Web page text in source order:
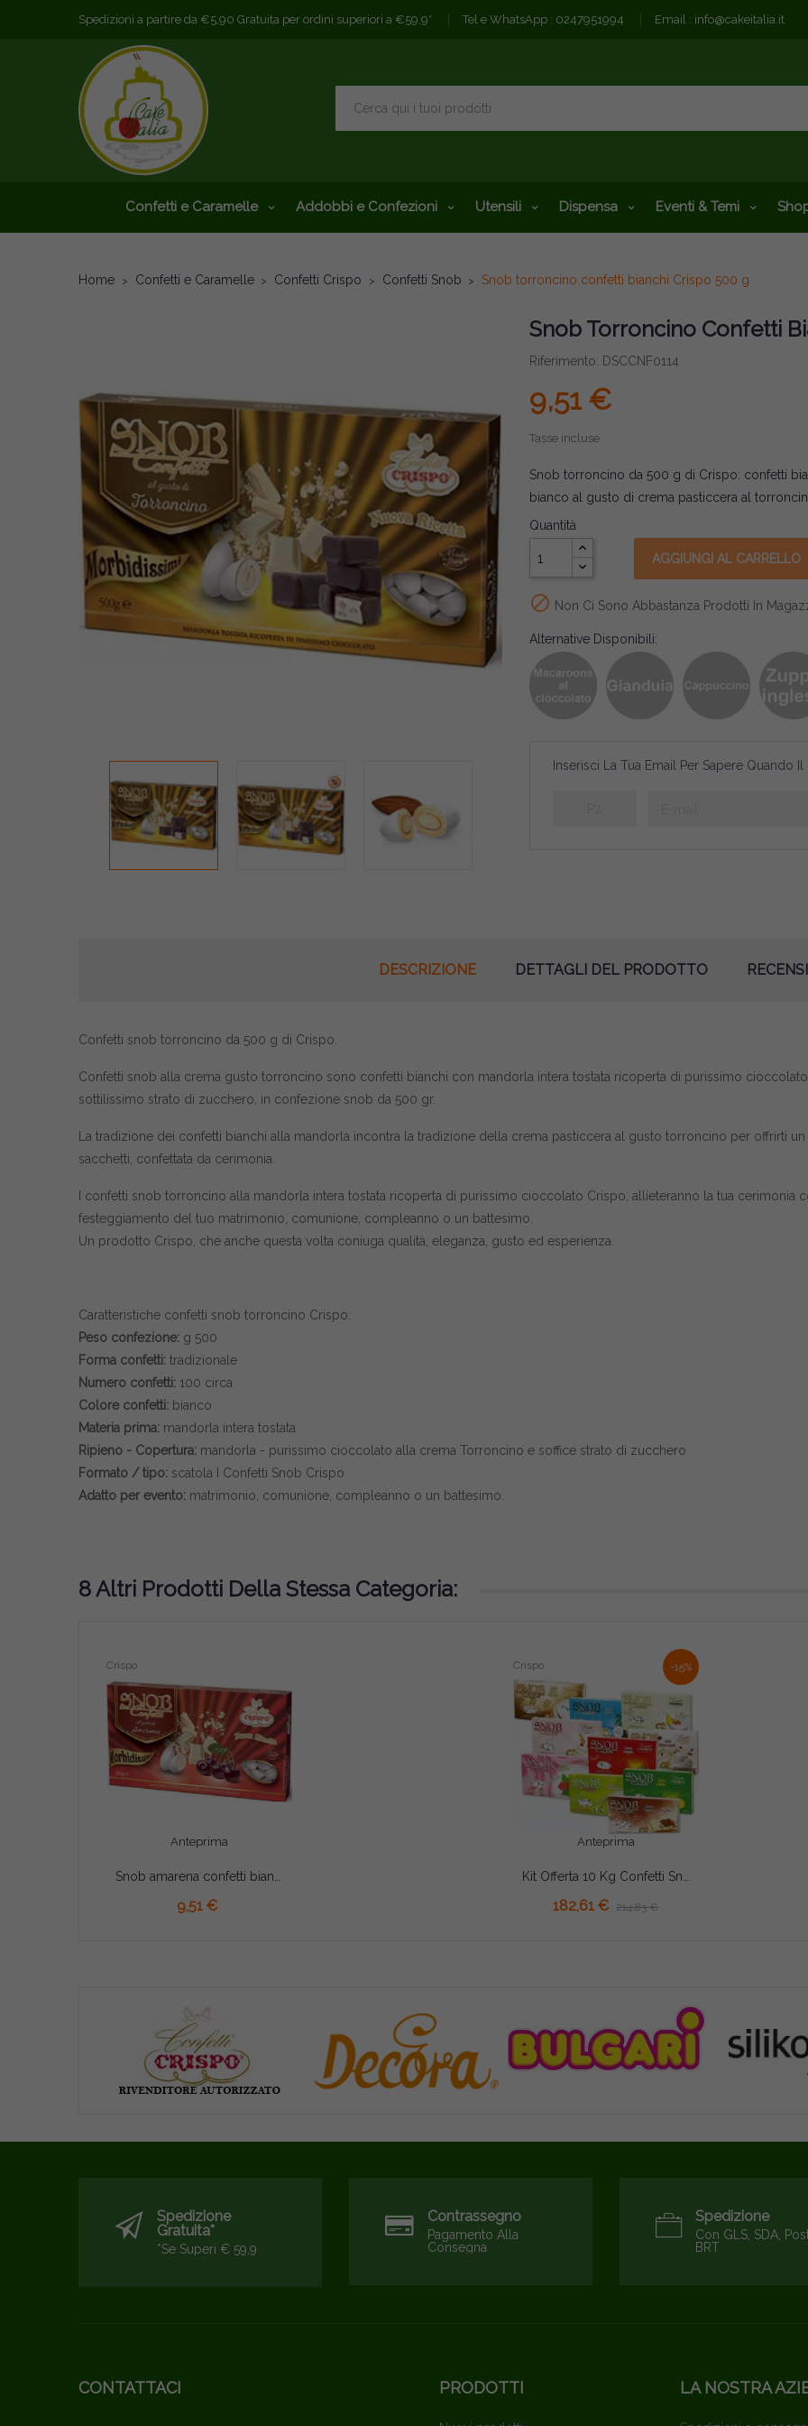
Spedizioni a partire da €5,90 Gratuita per ordini superiori a €59,9* Tel e WhatsApp : 0247951994 Email : info@cakeitalia.it
Confetti e Caramelle Addobbi e Confezioni Utensili Dispensa Eventi & Temi
Home Confetti e Caramelle Confetti Crispo Confetti Snob Snob torroncino confetti bianchi Crispo 500 g
Snob Torroncino Confetti
Riferimento: DSCCNF0114
9,51 €
Tasse incluse
Snob torroncino da 500 g di Crispo: confetti
bianco al gusto di crema pasticcera al
Quantità
AGGIUNGI AL CARRELLO
 Non Ci Sono Abbastanza Prodotti In
Alternative Disponibili:
Inserisci La Tua Email Per Sapere Quando
DESCRIZIONE DETTAGLI DEL PRODOTTO
Confetti snob torroncino da 500 g di Crispo.
Confetti snob alla crema gusto torroncino sono confetti bianchi con mandorla intera tostata ricoperta di purissimo
sottilissimo strato di zucchero, in confezione snob da 500 gr.
La tradizione dei confetti bianchi alla mandorla incontra la tradizione della crema pasticcera al gusto torroncino per offrirti
sacchetti, confettata da cerimonia.
I confetti snob torroncino alla mandorla intera tostata ricoperta di purissimo cioccolato Crispo, allieteranno la tua cerimonia
festeggiamento del tuo matrimonio, comunione, compleanno o un battesimo.
Un prodotto Crispo, che anche questa volta coniuga qualità, eleganza, gusto ed esperienza.
Caratteristiche confetti snob torroncino Crispo:
Peso confezione: g 500
Forma confetti: tradizionale
Numero confetti: 100 circa
Colore confetti: bianco
Materia prima: mandorla intera tostata
Ripieno - Copertura: mandorla - purissimo cioccolato alla crema Torroncino e soffice strato di zucchero
Formato / tipo: scatola I Confetti Snob Crispo
Adatto per evento: matrimonio, comunione, compleanno o un battesimo.
8 Altri Prodotti Della Stessa Categoria:
Anteprima
Crispo
9,51 €
-15%
Anteprima
Crispo
182,61 € 214,83 €
AGGIUNGI AL CARRELLO
Spedizione
Gratuita*
*se Superi € 59,9
Contrassegno
Pagamento Alla
Consegna
Spedizione
Con GLS, SDA,
BRT
CONTATTACI PRODOTTI LA NOSTRA